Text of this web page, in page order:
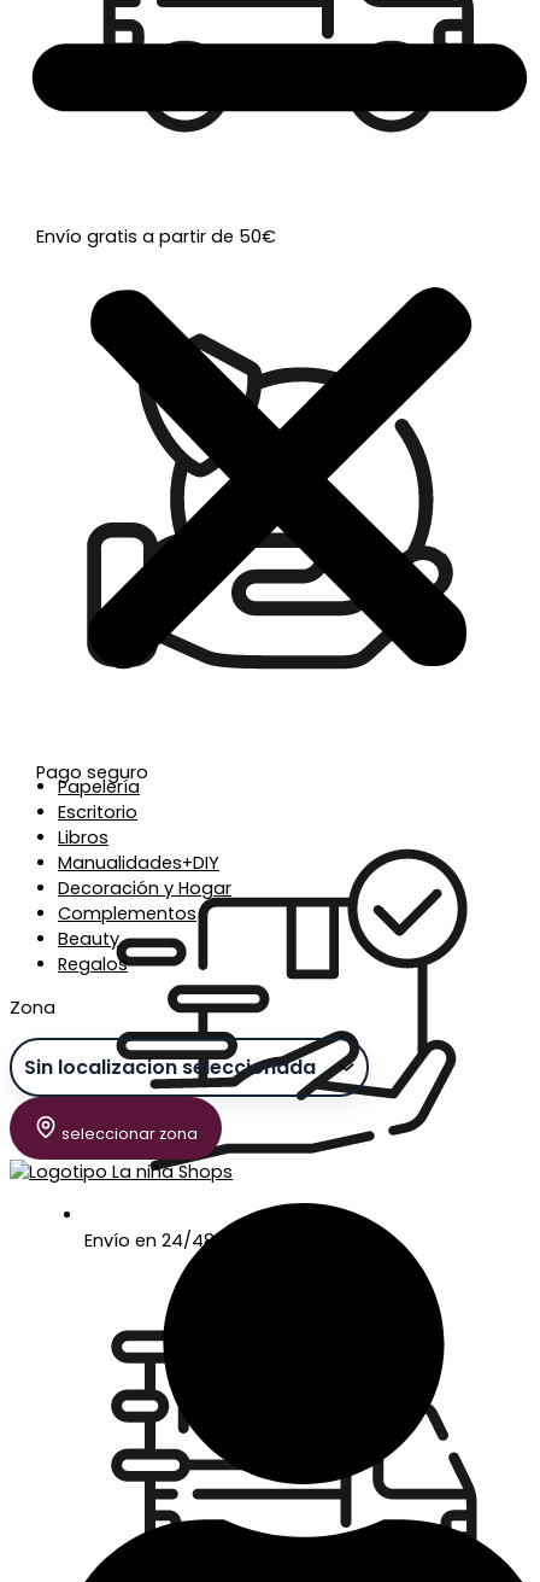
Papelería
Escritorio
Libros
Manualidades+DIY
Decoración y Hogar
Complementos
Beauty
Regalos
Zona
seleccionar zona
Envío gratis a partir de 50€
Pago seguro
Envío en 24/48 horas laborables